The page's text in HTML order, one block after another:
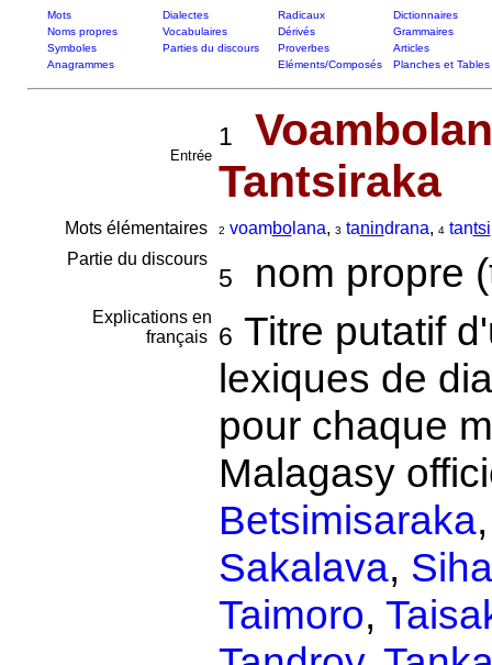
Mots Dialectes Radicaux
Dictionnaires
Noms propres
Vocabulaires Dérivés
Grammaires
Symboles
Parties du discours Proverbes
Articles
Anagrammes
Eléments/Composés Planches et Tables
Entrée
1
Tantsiraka
Mots élémentaires 2 voambolana, 3 tanindrana, 4 tantsi
Partie du discours
5 nom propre
Explications en
français
6 Titre putatif
lexiques de
pour chaque
Malagasy
Betsimisaraka
Sakalava,
Taimoro,